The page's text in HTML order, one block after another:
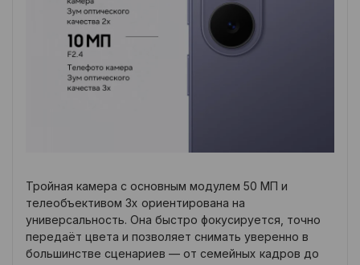
Тройная камера с основным модулем 50 МП и
телеобъективом 3x ориентирована на
универсальность. Она быстро фокусируется, точно
передаёт цвета и позволяет снимать уверенно в
большинстве сценариев — от семейных кадров до